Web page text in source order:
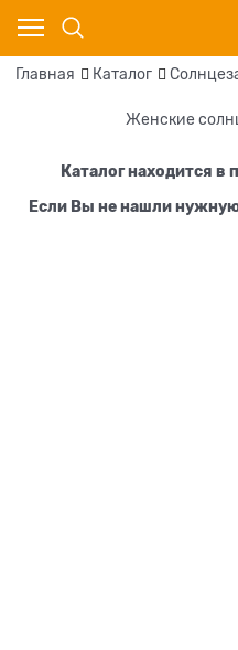
Главная Каталог
Женские
Каталог находится
Если Вы не нашли